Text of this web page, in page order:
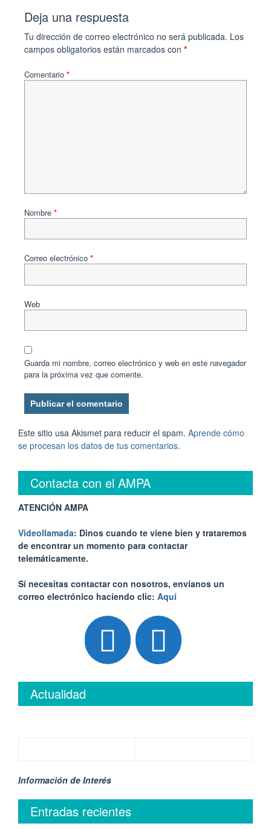
Deja una respuesta
Tu dirección de correo electrónico no será publicada. Los
campos obligatorios están marcados con *
Comentario *
Nombre *
Correo electrónico *
Web
Guarda mi nombre, correo electrónico y web en este navegador
para la próxima vez que comente.
Este sitio usa Akismet para reducir el spam. Aprende cómo
se procesan los datos de tus comentarios.
Contacta con el AMPA
ATENCIÓN AMPA
Videollamada: Dinos cuando te viene bien y trataremos
de encontrar un momento para contactar
telemáticamente.
Sí necesitas contactar con nosotros, envíanos un
correo electrónico haciendo clic: Aquí
Actualidad
Información de Interés
Entradas recientes